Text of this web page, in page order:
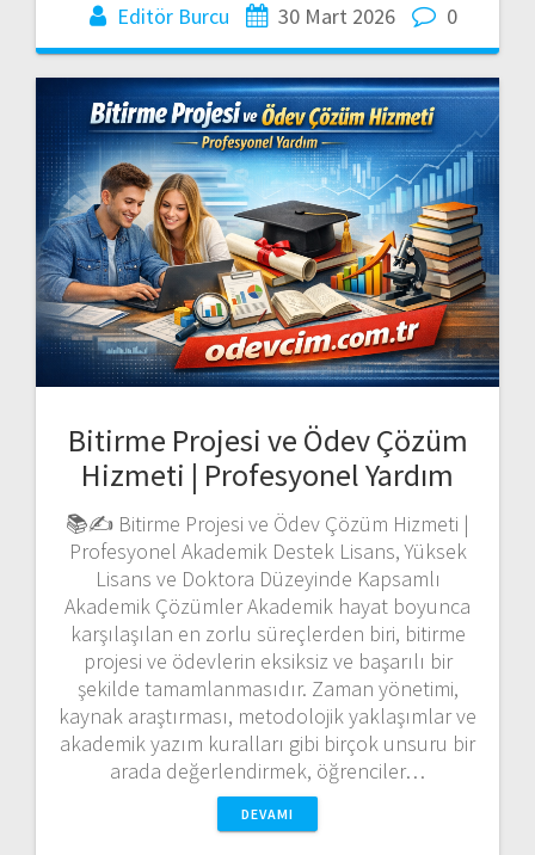
Editör Burcu 30 Mart 2026 0
Bitirme Projesi ve Ödev Çözüm
Hizmeti | Profesyonel Yardım
📚✍️ Bitirme Projesi ve Ödev Çözüm Hizmeti |
Profesyonel Akademik Destek Lisans, Yüksek
Lisans ve Doktora Düzeyinde Kapsamlı
Akademik Çözümler Akademik hayat boyunca
karşılaşılan en zorlu süreçlerden biri, bitirme
projesi ve ödevlerin eksiksiz ve başarılı bir
şekilde tamamlanmasıdır. Zaman yönetimi,
kaynak araştırması, metodolojik yaklaşımlar ve
akademik yazım kuralları gibi birçok unsuru bir
arada değerlendirmek, öğrenciler…
DEVAMI